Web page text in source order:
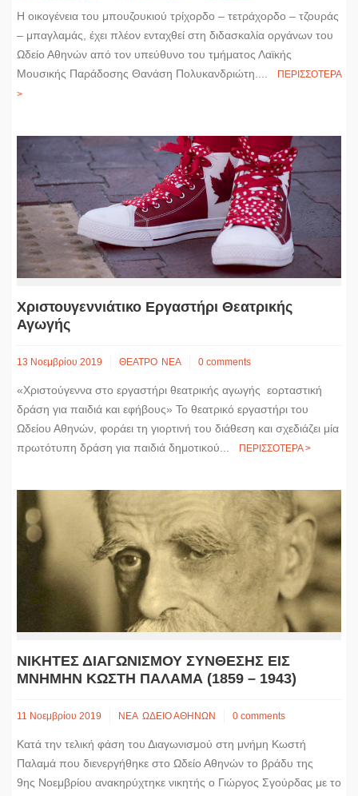
Η οικογένεια του μπουζουκιού τρίχορδο – τετράχορδο – τζουράς
– μπαγλαμάς, έχει πλέον ενταχθεί στη διδασκαλία οργάνων του
Ωδείο Αθηνών από τον υπεύθυνο του τμήματος Λαϊκής
Μουσικής Παράδοσης Θανάση Πολυκανδριώτη....
ΠΕΡΙΣΣΟΤΕΡΑ
>
Χριστουγεννιάτικο Εργαστήρι Θεατρικής
Αγωγής
13 Νοεμβρίου 2019 ΘΕΑΤΡΟ ΝΕΑ 0 comments
«Χριστούγεννα στο εργαστήρι θεατρικής αγωγής εορταστική
δράση για παιδιά και εφήβους» Το θεατρικό εργαστήρι του
Ωδείου Αθηνών, φοράει τη γιορτινή του διάθεση και σχεδιάζει μία
πρωτότυπη δράση για παιδιά δημοτικού...
ΠΕΡΙΣΣΟΤΕΡΑ >
ΝΙΚΗΤΕΣ ΔΙΑΓΩΝΙΣΜΟΥ ΣΥΝΘΕΣΗΣ ΕΙΣ
ΜΝΗΜΗΝ ΚΩΣΤΗ ΠΑΛΑΜΑ (1859 – 1943)
11 Νοεμβρίου 2019 ΝΕΑ ΩΔΕΙΟ ΑΘΗΝΩΝ 0 comments
Κατά την τελική φάση του Διαγωνισμού στη μνήμη Κωστή
Παλαμά που διενεργήθηκε στο Ωδείο Αθηνών το βράδυ της
9ης Νοεμβρίου ανακηρύχτηκε νικητής ο Γιώργος Σγούρδας με το